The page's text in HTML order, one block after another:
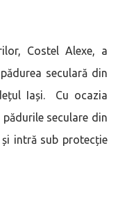
Costel Alexe, a
pădurea seculară din
Iași. Cu ocazia
seculare din
intră sub protecție